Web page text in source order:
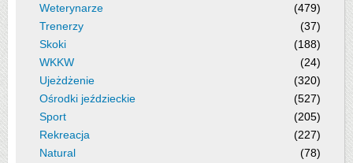
Weterynarze
(479)
Trenerzy
(37)
Skoki
(188)
WKKW
(24)
Ujeżdżenie
(320)
Ośrodki jeździeckie
(527)
Sport
(205)
Rekreacja
(227)
Natural
(78)